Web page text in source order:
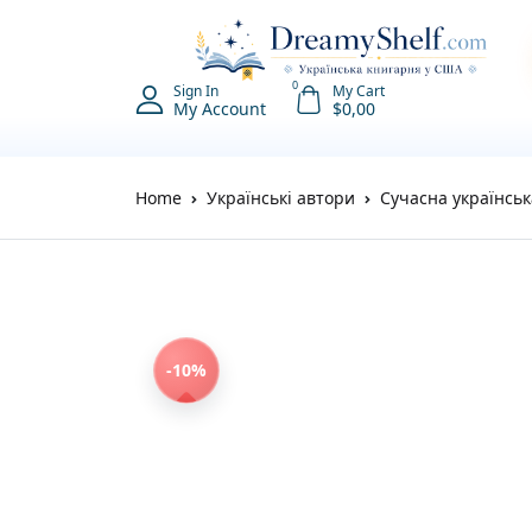
Sign In
My Account
0 My Cart
$0,00
Home Українські автори Сучасна
-10%